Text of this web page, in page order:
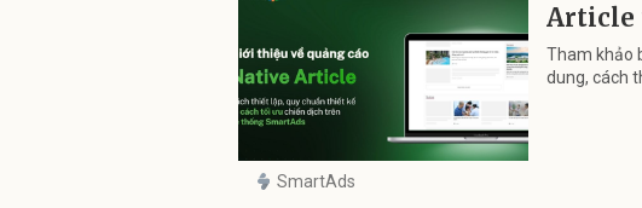
Article
Tham khảo
dung, cách
SmartAds